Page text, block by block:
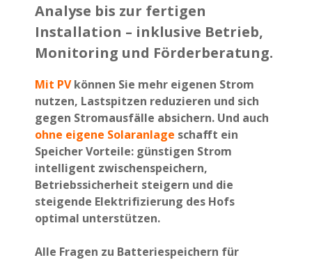
Analyse bis zur fertigen
Installation – inklusive Betrieb,
Monitoring und Förderberatung.
Mit PVkönnen Sie mehr eigenen Strom
nutzen, Lastspitzen reduzieren und sich
gegen Stromausfälle absichern. Und auch
ohne eigene Solaranlage schafft ein
Speicher Vorteile: günstigen Strom
intelligent zwischenspeichern,
Betriebssicherheit steigern und die
steigende Elektrifizierung des Hofs
optimal unterstützen.
Alle Fragen zu Batteriespeichern für